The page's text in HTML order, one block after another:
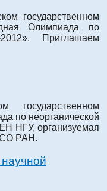
государственном
Олимпиада по
Приглашаем
по неорганической
НГУ, организуемая
СО РАН.